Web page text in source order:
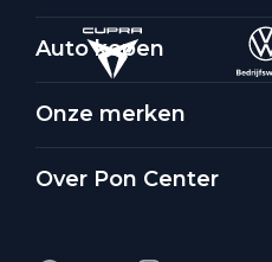
Auto kopen
Onze merken
Over Pon Center